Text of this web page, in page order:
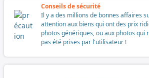
Conseils de sécurité
Il y a des millions de bonnes affaires
attention aux biens qui ont des prix
photos génériques, ou aux photos qui
pas été prises par l'utilisateur !